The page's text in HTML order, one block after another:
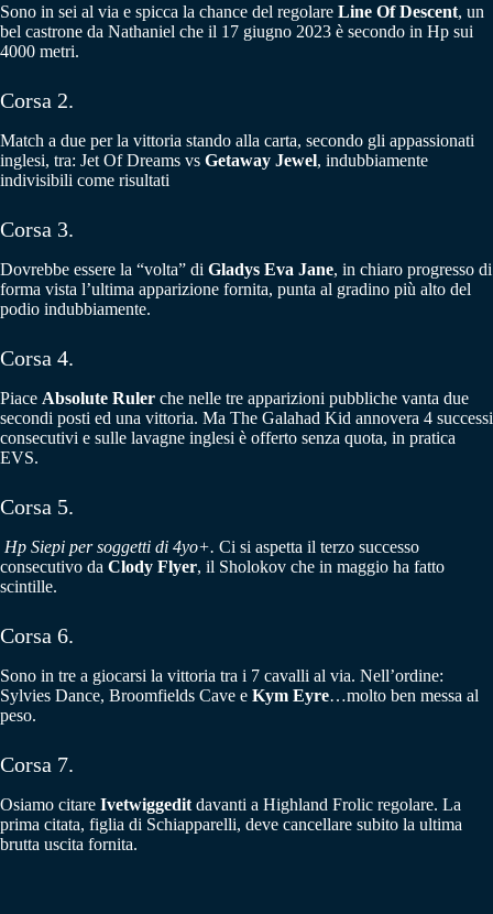
Sono in sei al via e spicca la chance del regolare Line Of Descent, un
bel castrone da Nathaniel che il 17 giugno 2023 è secondo in Hp sui
4000 metri.
Corsa 2.
Match a due per la vittoria stando alla carta, secondo gli appassionati
inglesi, tra: Jet Of Dreams vs Getaway Jewel, indubbiamente
indivisibili come risultati
Corsa 3.
Dovrebbe essere la “volta” di Gladys Eva Jane, in chiaro progresso di
forma vista l’ultima apparizione fornita, punta al gradino più alto del
podio indubbiamente.
Corsa 4.
Piace Absolute Ruler che nelle tre apparizioni pubbliche vanta due
secondi posti ed una vittoria. Ma The Galahad Kid annovera 4 successi
consecutivi e sulle lavagne inglesi è offerto senza quota, in pratica
EVS.
Corsa 5.
Hp Siepi per soggetti di 4yo+. Ci si aspetta il terzo successo
consecutivo da Clody Flyer, il Sholokov che in maggio ha fatto
scintille.
Corsa 6.
Sono in tre a giocarsi la vittoria tra i 7 cavalli al via. Nell’ordine:
Sylvies Dance, Broomfields Cave e Kym Eyre…molto ben messa al
peso.
Corsa 7.
Osiamo citare Ivetwiggedit davanti a Highland Frolic regolare. La
prima citata, figlia di Schiapparelli, deve cancellare subito la ultima
brutta uscita fornita.